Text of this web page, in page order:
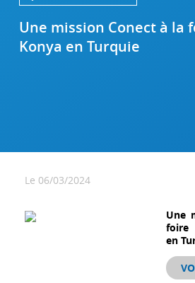
Une mission Conect à la
Konya en Turquie
Le 06/03/2024
Une
foire
en